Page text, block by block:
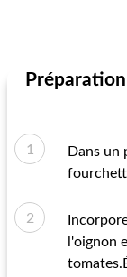
Préparation
Dans un
l'oignon